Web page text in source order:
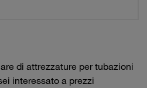
di attrezzature per tubazioni
interessato a prezzi